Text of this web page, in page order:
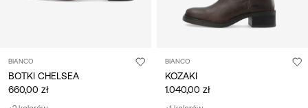
BIANCO
BOTKI CHELSEA
660,00 zł
BIANCO
KOZAKI
1.040,00 zł